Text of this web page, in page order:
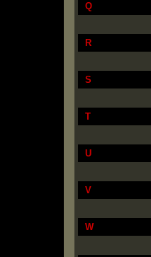
Q
R
S
T
U
V
W